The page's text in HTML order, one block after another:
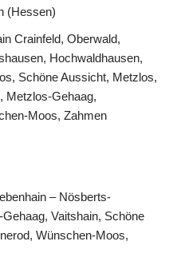
(Hessen)
Crainfeld, Oberwald,
Hochwaldhausen,
Schöne Aussicht, Metzlos,
Metzlos-Gehaag,
Moos, Zahmen
– Nösberts-
Vaitshain, Schöne
Wünschen-Moos,